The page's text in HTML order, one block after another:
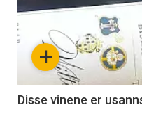
akkurat
nå
6
+
Disse vinene er